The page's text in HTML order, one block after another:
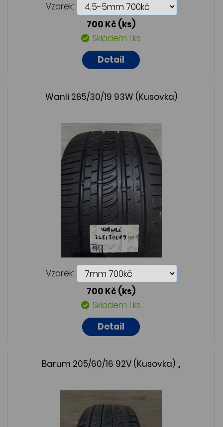
Vzorek:
700 Kč (ks)
Skladem 1 ks
Detail
Wanli 265/30/19 93W (Kusovka)
Vzorek:
700 Kč (ks)
Skladem 1 ks
Detail
Barum 205/60/16 92V (Kusovka) ,,